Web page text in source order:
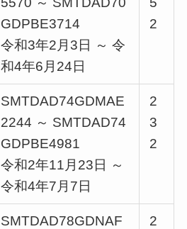
GDPBE3714
令和3年2月3日 ～ 令
和4年6月24日
2
SMTDAD74GDMAE
2244 ～ SMTDAD74
GDPBE4981
令和2年11月23日 ～
令和4年7月7日
2
3
2
SMTDAD78GDNAF
2